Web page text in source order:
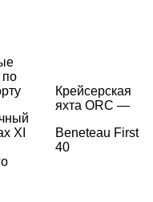
по
XI
Крейсерская
яхта ORC —
Beneteau First
40